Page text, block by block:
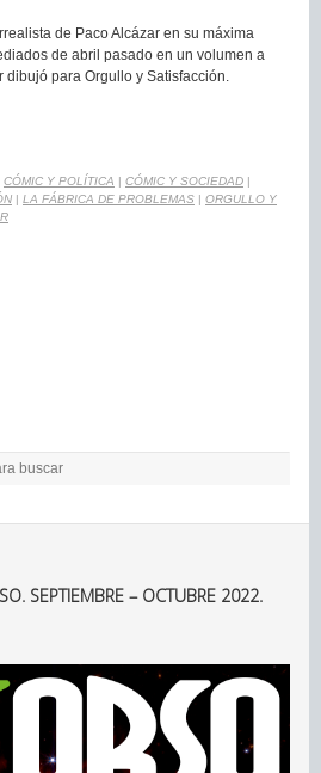
de Paco Alcázar en su máxima
de abril pasado en un volumen a
dibujó para Orgullo y Satisfacción.
CÓMIC Y POLÍTICA | CÓMIC Y SOCIEDAD |
| LA FÁBRICA DE PROBLEMAS | ORGULLO Y
SEPTIEMBRE – OCTUBRE 2022.